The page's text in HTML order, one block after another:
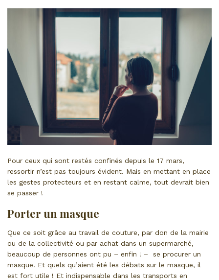
Pour ceux qui sont restés confinés depuis le 17 mars,
ressortir n’est pas toujours évident. Mais en mettant en place
les gestes protecteurs et en restant calme, tout devrait bien
se passer !
Porter un masque
Que ce soit grâce au travail de couture, par don de la mairie
ou de la collectivité ou par achat dans un supermarché,
beaucoup de personnes ont pu – enfin ! – se procurer un
masque. Et quels qu’aient été les débats sur le masque, il
est fort utile ! Et indispensable dans les transports en